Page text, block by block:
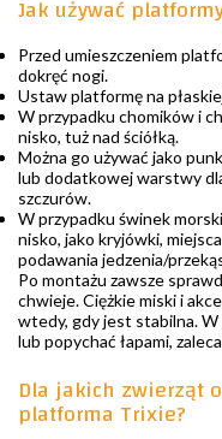
Jak używać
Przed umieszczeniem
dokręć nogi.
Ustaw platformę na
W przypadku chomików i
nisko, tuż nad ściółką.
Można go używać jako
lub dodatkowej warstwy
szczurów.
W przypadku świnek
nisko, jako kryjówki,
podawania jedzenia/
Po montażu zawsze
chwieje. Ciężkie miski i
wtedy, gdy jest stabilna.
lub popychać łapami,
Dla jakich zwierząt
platforma Trixie?